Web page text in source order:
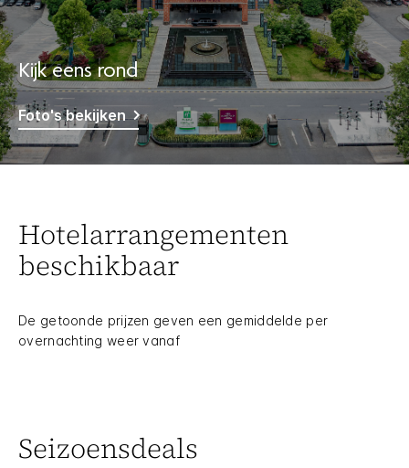
Kijk eens rond
Foto's bekijken
Hotelarrangementen
beschikbaar
De getoonde prijzen geven een gemiddelde per
overnachting weer vanaf
Seizoensdeals